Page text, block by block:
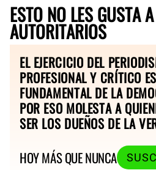
ESTO NO LES GUSTA
AUTORITARIOS
EL EJERCICIO DEL
PROFESIONAL Y CRÍTICO
FUNDAMENTAL DE LA
POR ESO MOLESTA A
SER LOS DUEÑOS DE LA
HOY MÁS QUE NUNCA